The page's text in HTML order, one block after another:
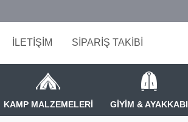
İLETİŞİM SİPARİŞ TAKİBİ
KAMP MALZEMELERİ GİYİM & AYAKKABI